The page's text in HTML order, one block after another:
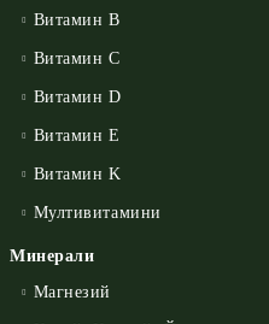
Витамин B
Витамин C
Витамин D
Витамин E
Витамин K
Мултивитамини
Минерали
Магнезий